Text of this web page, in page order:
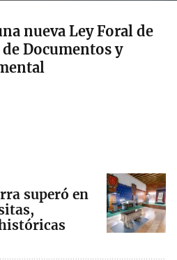
nueva Ley Foral de
Documentos y
superó en